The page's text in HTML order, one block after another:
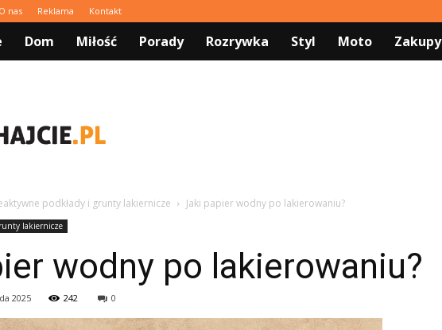
O nas Reklama Kontakt
Dom Miłość Porady Rozrywka Styl Moto Zakupy
podkłady i grunty lakiernicze Jaki papier wodny po lakierowaniu?
lakiernicze
wodny po lakierowaniu?
2025 242 0